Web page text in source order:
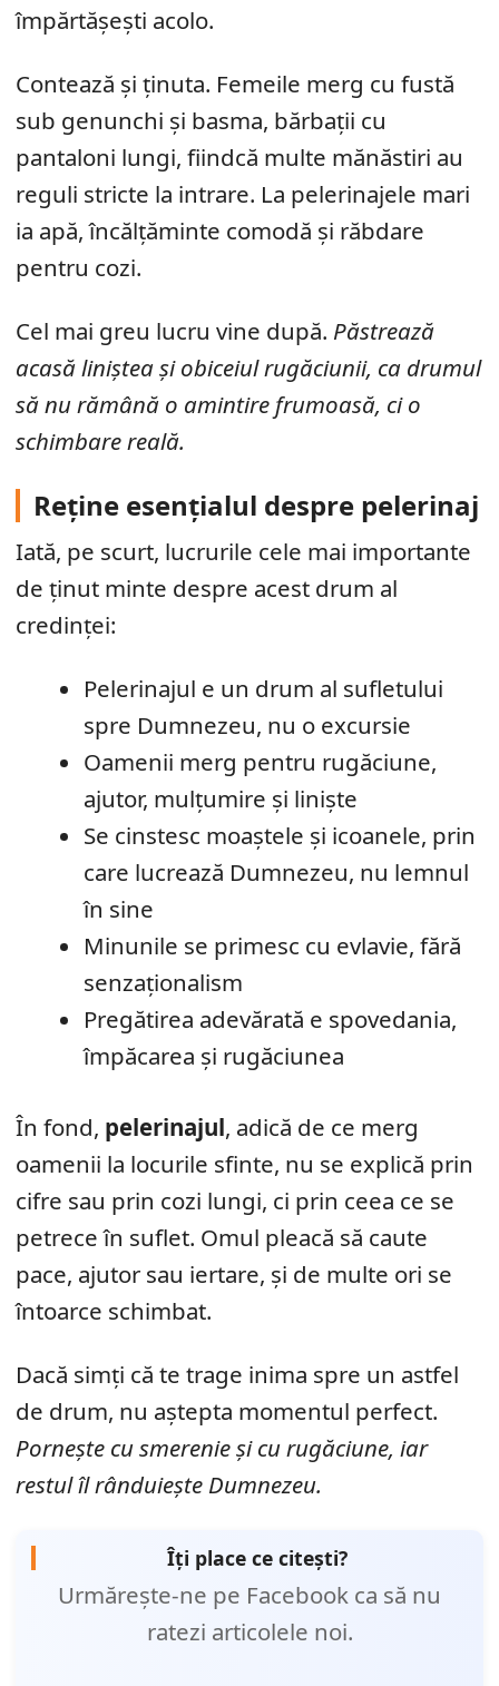
împărtășești acolo.
Contează și ținuta. Femeile merg cu fustă
sub genunchi și basma, bărbații cu
pantaloni lungi, fiindcă multe mănăstiri au
reguli stricte la intrare. La pelerinajele mari
ia apă, încălțăminte comodă și răbdare
pentru cozi.
Cel mai greu lucru vine după. Păstrează
acasă liniștea și obiceiul rugăciunii, ca drumul
să nu rămână o amintire frumoasă, ci o
schimbare reală.
Reține esențialul despre pelerinaj
Iată, pe scurt, lucrurile cele mai importante
de ținut minte despre acest drum al
credinței:
Pelerinajul e un drum al sufletului
spre Dumnezeu, nu o excursie
Oamenii merg pentru rugăciune,
ajutor, mulțumire și liniște
Se cinstesc moaștele și icoanele, prin
care lucrează Dumnezeu, nu lemnul
în sine
Minunile se primesc cu evlavie, fără
senzaționalism
Pregătirea adevărată e spovedania,
împăcarea și rugăciunea
În fond, pelerinajul, adică de ce merg
oamenii la locurile sfinte, nu se explică prin
cifre sau prin cozi lungi, ci prin ceea ce se
petrece în suflet. Omul pleacă să caute
pace, ajutor sau iertare, și de multe ori se
întoarce schimbat.
Dacă simți că te trage inima spre un astfel
de drum, nu aștepta momentul perfect.
Pornește cu smerenie și cu rugăciune, iar
restul îl rânduiește Dumnezeu.
Îți place ce citești?
Urmărește-ne pe Facebook ca să nu
ratezi articolele noi.